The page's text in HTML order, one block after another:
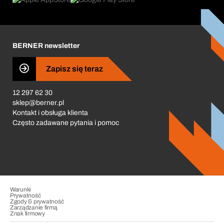
Business Conduct
BERNER newsletter
Zapisz się teraz
12 297 62 30
sklep@berner.pl
Kontakt i obsługa klienta
Często zadawane pytania i pomoc
Warunki
Prywatność
Zgody & prywatność
Zarządzanie firmą
Znak firmowy